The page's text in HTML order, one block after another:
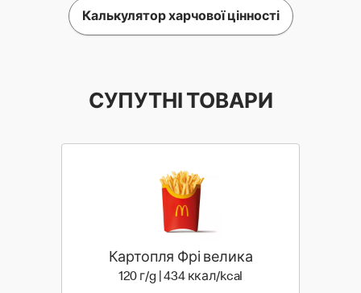
Калькулятор харчової цінності
СУПУТНІ ТОВАРИ
Картопля Фрі велика
120 г/g | 434 ккал/kcal